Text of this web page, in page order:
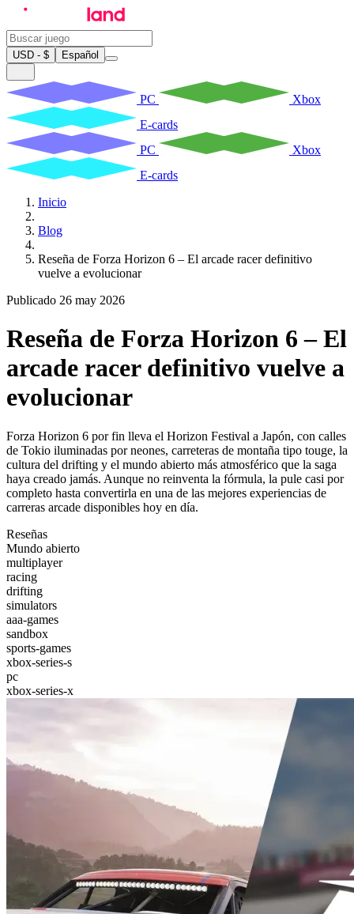
USD - $ Español
PC
Xbox
E-cards
PC
Xbox
E-cards
Inicio
Blog
Reseña de Forza Horizon 6 – El arcade racer definitivo
vuelve a evolucionar
Publicado 26 may 2026
Reseña de Forza Horizon 6 – El
arcade racer definitivo vuelve a
evolucionar
Forza Horizon 6 por fin lleva el Horizon Festival a Japón, con calles
de Tokio iluminadas por neones, carreteras de montaña tipo touge, la
cultura del drifting y el mundo abierto más atmosférico que la saga
haya creado jamás. Aunque no reinventa la fórmula, la pule casi por
completo hasta convertirla en una de las mejores experiencias de
carreras arcade disponibles hoy en día.
Reseñas
Mundo abierto
multiplayer
racing
drifting
simulators
aaa-games
sandbox
sports-games
xbox-series-s
pc
xbox-series-x